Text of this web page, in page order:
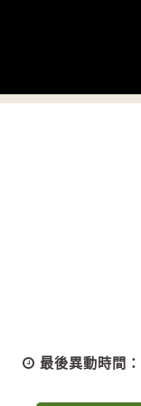
最後異動時間：